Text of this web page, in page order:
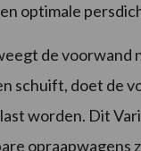
optimale
de
schuift, doet de
worden. Dit
opraapwagens